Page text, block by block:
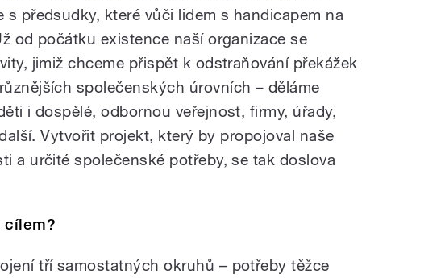
s předsudky, které vůči lidem s handicapem na
od počátku existence naší organizace se
jimiž chceme přispět k odstraňování překážek
společenských úrovních – děláme
i dospělé, odbornou veřejnost, firmy, úřady,
Vytvořit projekt, který by propojoval naše
a určité společenské potřeby, se tak doslova
cílem?
tří samostatných okruhů – potřeby těžce